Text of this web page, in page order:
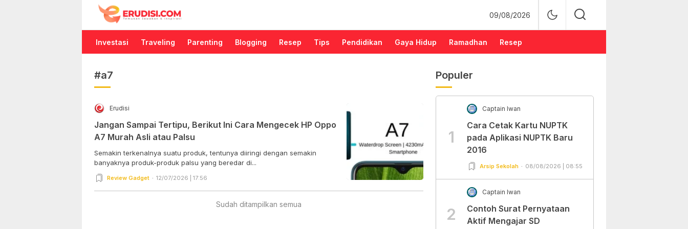
Erudisi
Temukan Jawaban dan Inspirasi
09/08/2026
Investasi Traveling Parenting Blogging Resep Tips Pendidikan Gaya Hidup Ramadhan Resep
#a7
Erudisi
Jangan Sampai Tertipu, Berikut Ini Cara Mengecek HP Oppo
A7 Murah Asli atau Palsu
Semakin terkenalnya suatu produk, tentunya diiringi dengan semakin
banyaknya produk-produk palsu yang beredar di...
Review Gadget 12/07/2026 | 17:56
Sudah ditampilkan semua
Populer
1
Captain Iwan
Cara Cetak Kartu NUPTK
pada Aplikasi NUPTK Baru
2016
Arsip Sekolah 08/08/2026 | 08:55
2
Captain Iwan
Contoh Surat Pernyataan
Aktif Mengajar SD